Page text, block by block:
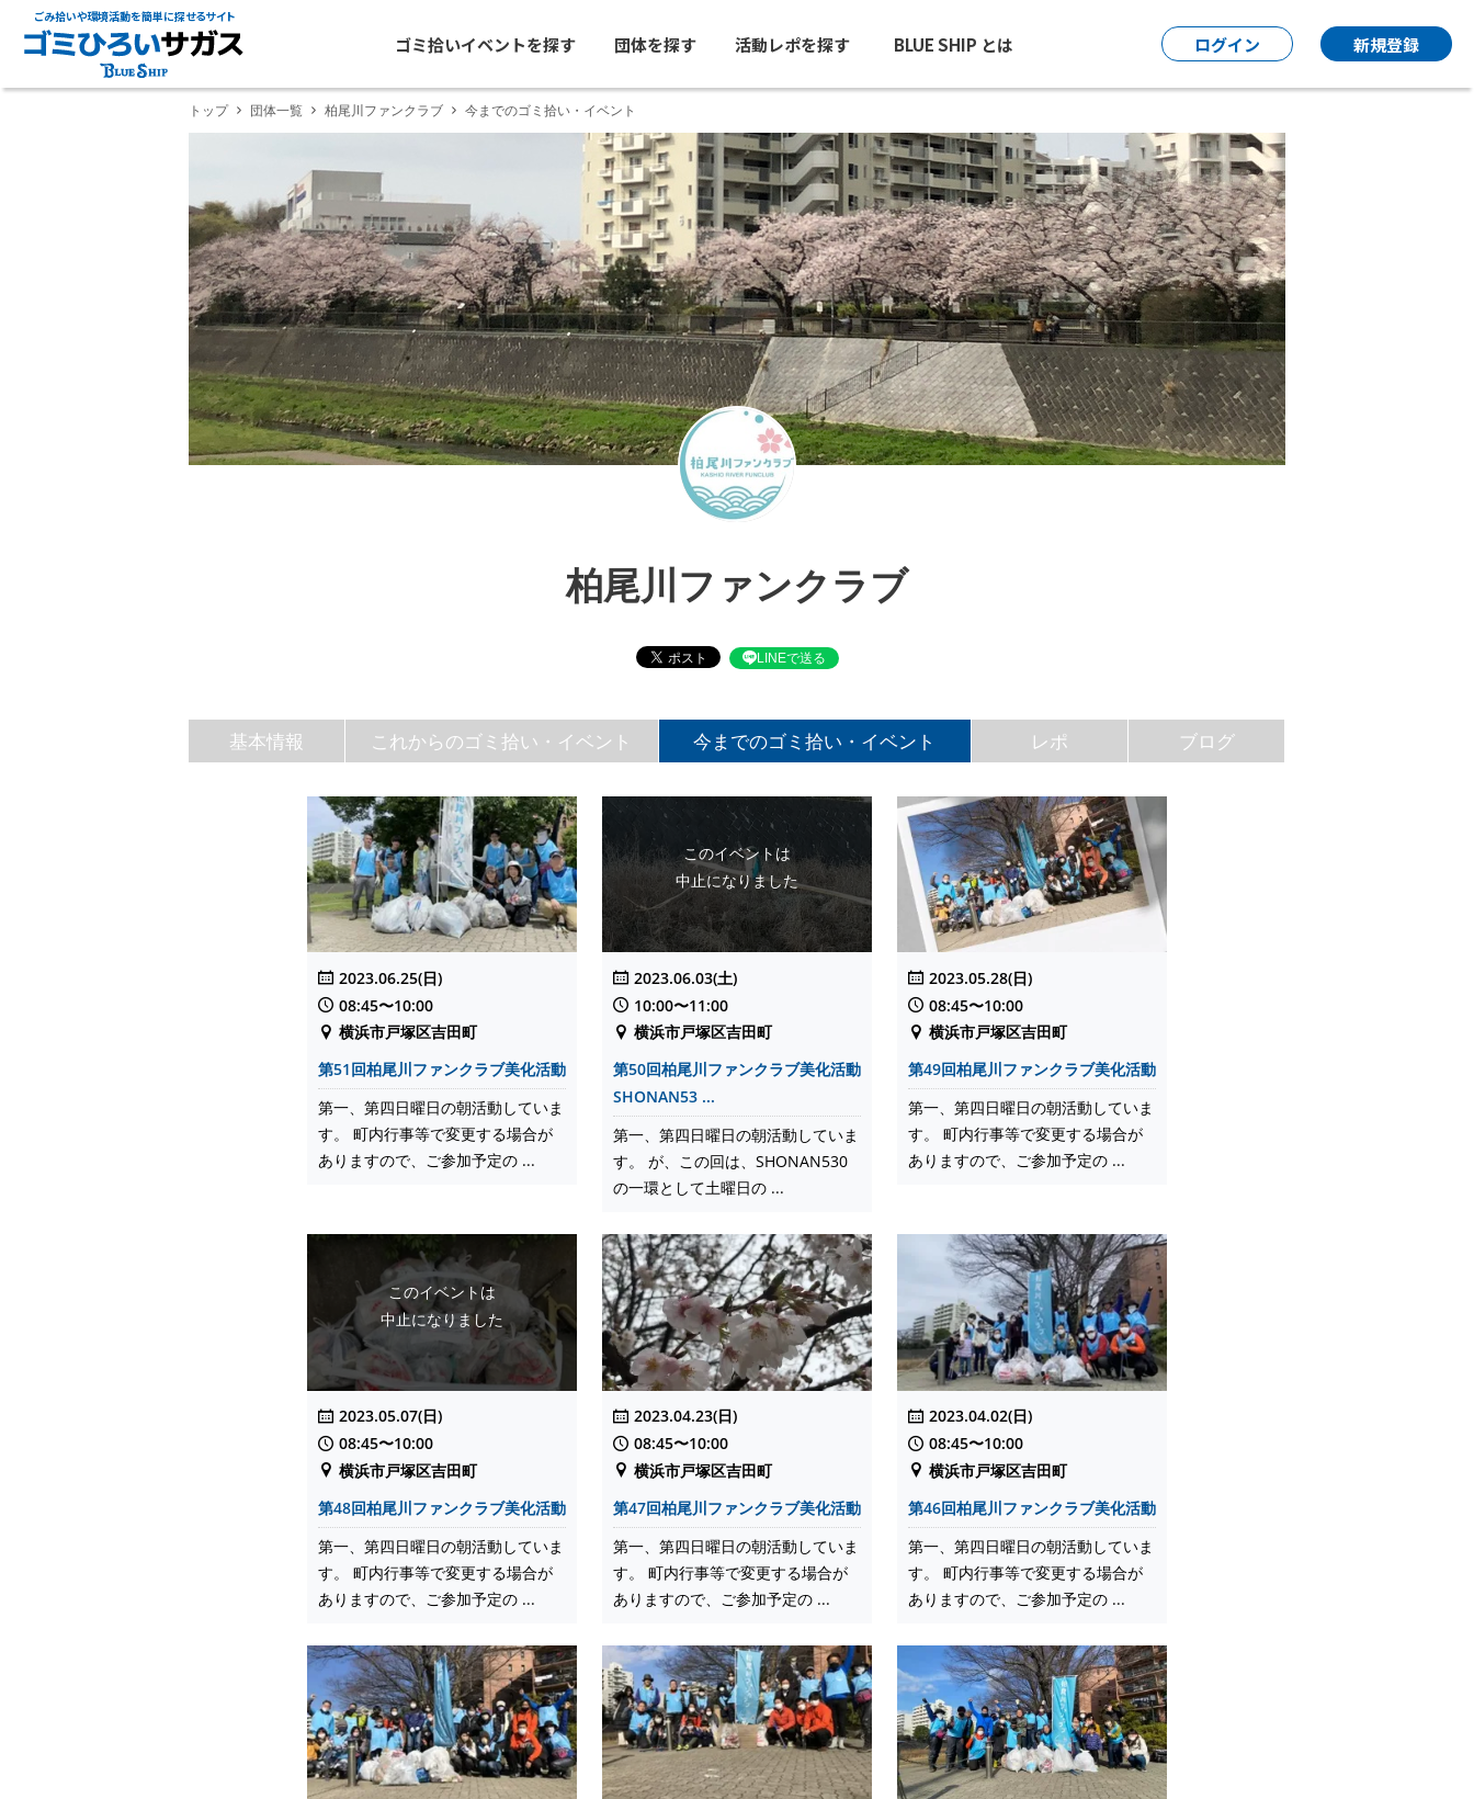
ごみ拾いや環境活動を簡単に探せるサイト
ゴミ拾いイベントを探す 団体を探す 活動レポを探す BLUE SHIP とは ログイン 新規登録
トップ 団体一覧 柏尾川ファンクラブ 今までのゴミ拾い・イベント
柏尾川ファンクラブ
LINEで送る
基本情報 これからのゴミ拾い・イベント 今までのゴミ拾い・イベント レポ ブログ
2023.06.25(日)
08:45〜10:00
横浜市戸塚区吉田町
第51回柏尾川ファンクラブ美化活動
第一、第四日曜日の朝活動していま
す。 町内行事等で変更する場合が
ありますので、ご参加予定の ...
このイベントは
中止になりました
2023.06.03(土)
10:00〜11:00
横浜市戸塚区吉田町
第50回柏尾川ファンクラブ美化活動
SHONAN53 ...
第一、第四日曜日の朝活動していま
す。 が、この回は、SHONAN530
の一環として土曜日の ...
2023.05.28(日)
08:45〜10:00
横浜市戸塚区吉田町
第49回柏尾川ファンクラブ美化活動
第一、第四日曜日の朝活動していま
す。 町内行事等で変更する場合が
ありますので、ご参加予定の ...
このイベントは
中止になりました
2023.05.07(日)
08:45〜10:00
横浜市戸塚区吉田町
第48回柏尾川ファンクラブ美化活動
第一、第四日曜日の朝活動していま
す。 町内行事等で変更する場合が
ありますので、ご参加予定の ...
2023.04.23(日)
08:45〜10:00
横浜市戸塚区吉田町
第47回柏尾川ファンクラブ美化活動
第一、第四日曜日の朝活動していま
す。 町内行事等で変更する場合が
ありますので、ご参加予定の ...
2023.04.02(日)
08:45〜10:00
横浜市戸塚区吉田町
第46回柏尾川ファンクラブ美化活動
第一、第四日曜日の朝活動していま
す。 町内行事等で変更する場合が
ありますので、ご参加予定の ...